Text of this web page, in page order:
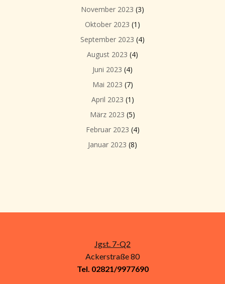
November 2023 (3)
Oktober 2023 (1)
September 2023 (4)
August 2023 (4)
Juni 2023 (4)
Mai 2023 (7)
April 2023 (1)
März 2023 (5)
Februar 2023 (4)
Januar 2023 (8)
Jgst. 7-Q2
Ackerstraße 80
Tel. 02821/9977690